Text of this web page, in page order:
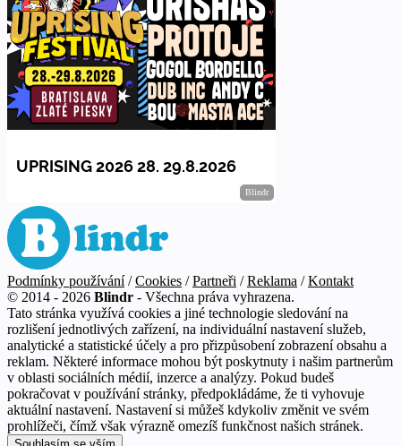
Podmínky používání / Cookies / Partneři / Reklama / Kontakt
© 2014 - 2026 Blindr - Všechna práva vyhrazena.
Tato stránka využívá cookies a jiné technologie sledování na
rozlišení jednotlivých zařízení, na individuální nastavení služeb,
analytické a statistické účely a pro přizpůsobení zobrazení obsahu a
reklam. Některé informace mohou být poskytnuty i našim partnerům
v oblasti sociálních médií, inzerce a analýzy. Pokud budeš
pokračovat v používání stránky, předpokládáme, že ti vyhovuje
aktuální nastavení. Nastavení si můžeš kdykoliv změnit ve svém
prohlížeči, čímž však výrazně omezíš funkčnost našich stránek.